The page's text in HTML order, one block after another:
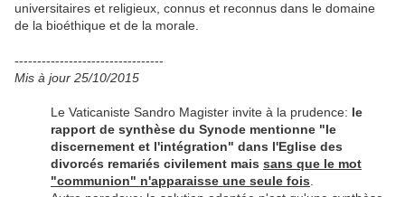
universitaires et religieux, connus et reconnus dans le domaine
de la bioéthique et de la morale.
---------------------------------
Mis à jour 25/10/2015
Le Vaticaniste Sandro Magister invite à la prudence: le
rapport de synthèse du Synode mentionne "le
discernement et l'intégration" dans l'Eglise des
divorcés remariés civilement mais sans que le mot
"communion" n'apparaisse une seule fois